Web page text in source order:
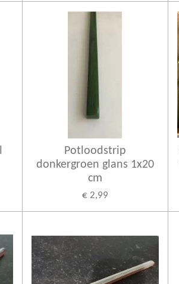
Potloodstrip
donkergroen glans 1x20
cm
€ 2,99